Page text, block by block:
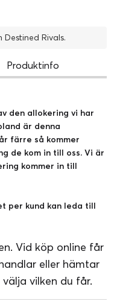
Rivals.
Produktinfo
den allokering vi har
är denna
färre så kommer
de kom in till oss. Vi är
kommer in till
per kund kan leda till
Vid köp online får
eller hämtar
vilken du får.